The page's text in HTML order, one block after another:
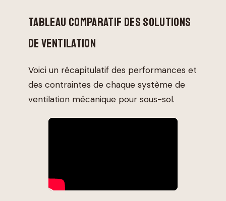
TABLEAU COMPARATIF DES SOLUTIONS
DE VENTILATION
Voici un récapitulatif des performances et
des contraintes de chaque système de
ventilation mécanique pour sous-sol.